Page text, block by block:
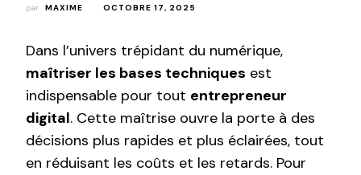
par MAXIME OCTOBRE 17, 2025
Dans l’univers trépidant du numérique,
maîtriser les bases techniques est
indispensable pour tout entrepreneur
digital. Cette maîtrise ouvre la porte à des
décisions plus rapides et plus éclairées, tout
en réduisant les coûts et les retards. Pour